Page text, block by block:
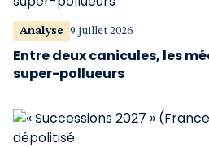
Analyse 9 juillet 2026
Entre deux canicules, les
super-pollueurs